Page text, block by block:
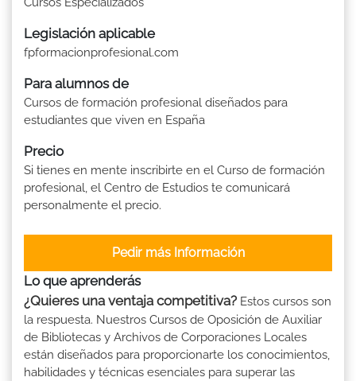
Legislación aplicable
fpformacionprofesional.com
Para alumnos de
Cursos de formación profesional diseñados para
estudiantes que viven en España
Precio
Si tienes en mente inscribirte en el Curso de formación
profesional, el Centro de Estudios te comunicará
personalmente el precio.
Pedir más Información
Lo que aprenderás
¿Quieres una ventaja competitiva? Estos cursos son
la respuesta. Nuestros Cursos de Oposición de Auxiliar
de Bibliotecas y Archivos de Corporaciones Locales
están diseñados para proporcionarte los conocimientos,
habilidades y técnicas esenciales para superar las